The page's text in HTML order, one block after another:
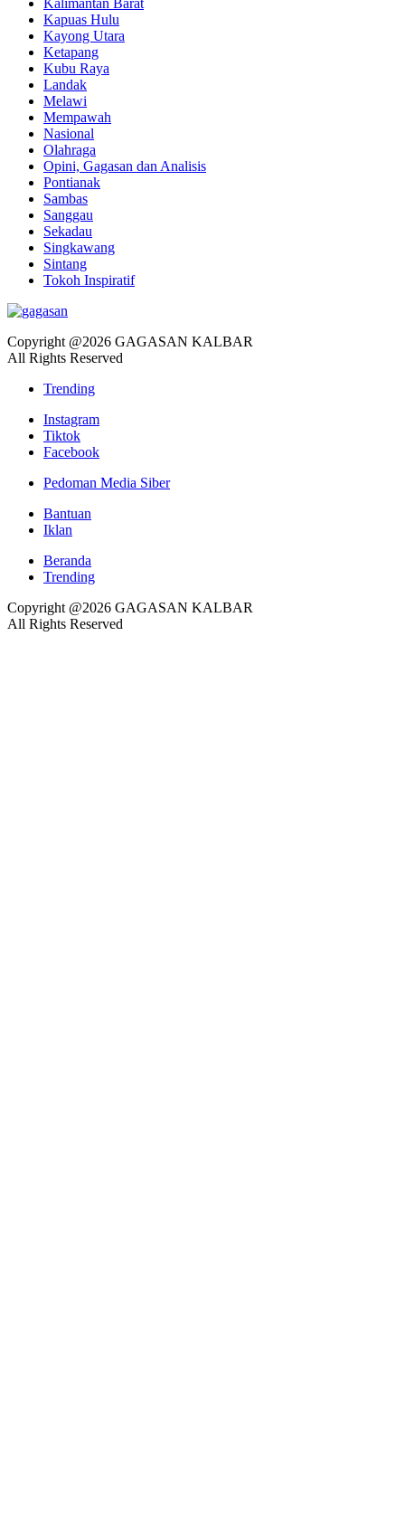
Kapuas Hulu
Kayong Utara
Ketapang
Kubu Raya
Landak
Melawi
Mempawah
Nasional
Olahraga
Opini, Gagasan dan Analisis
Pontianak
Sambas
Sanggau
Sekadau
Singkawang
Sintang
Tokoh Inspiratif
Copyright @2026 GAGASAN KALBAR
All Rights Reserved
Trending
Instagram
Tiktok
Facebook
Pedoman Media Siber
Bantuan
Iklan
Beranda
Trending
Copyright @2026 GAGASAN KALBAR
All Rights Reserved